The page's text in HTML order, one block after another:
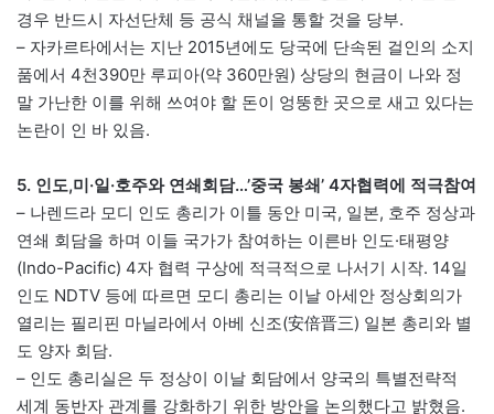
경우 반드시 자선단체 등 공식 채널을 통할 것을 당부.
– 자카르타에서는 지난 2015년에도 당국에 단속된 걸인의 소지
품에서 4천390만 루피아(약 360만원) 상당의 현금이 나와 정
말 가난한 이를 위해 쓰여야 할 돈이 엉뚱한 곳으로 새고 있다는
논란이 인 바 있음.
5. 인도,미·일·호주와 연쇄회담…’중국 봉쇄’ 4자협력에 적극참여
– 나렌드라 모디 인도 총리가 이틀 동안 미국, 일본, 호주 정상과
연쇄 회담을 하며 이들 국가가 참여하는 이른바 인도·태평양
(Indo-Pacific) 4자 협력 구상에 적극적으로 나서기 시작. 14일
인도 NDTV 등에 따르면 모디 총리는 이날 아세안 정상회의가
열리는 필리핀 마닐라에서 아베 신조(安倍晋三) 일본 총리와 별
도 양자 회담.
– 인도 총리실은 두 정상이 이날 회담에서 양국의 특별전략적
세계 동반자 관계를 강화하기 위한 방안을 논의했다고 밝혔음.